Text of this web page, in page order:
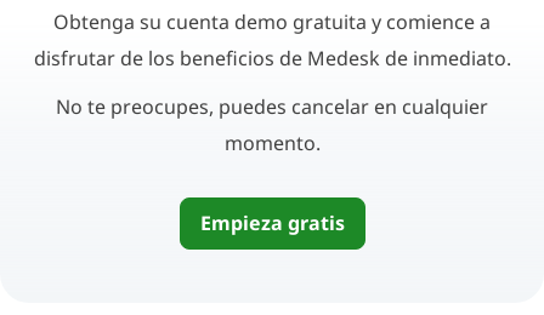
Obtenga su cuenta demo gratuita y comience a
disfrutar de los beneficios de Medesk de inmediato.
No te preocupes, puedes cancelar en cualquier
momento.
Empieza gratis